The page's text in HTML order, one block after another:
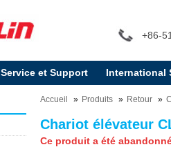
+86-
Service et Support International
Accueil Produits Retour
Chariot élévateur
Ce produit a été